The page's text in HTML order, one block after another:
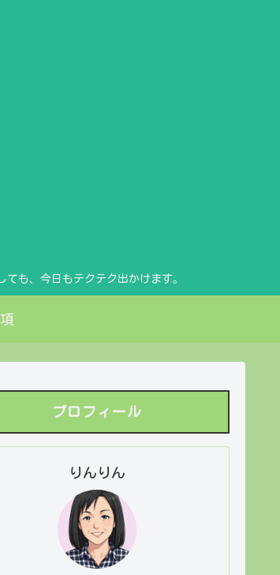
も、今日もテクテク出かけます。
プロフィール
りんりん